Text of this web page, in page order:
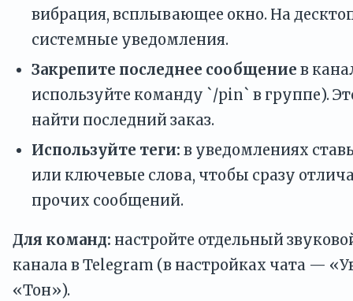
вибрация, всплывающее окно. На
системные уведомления.
Закрепите последнее сообщение в
используйте команду `/pin` в группе).
найти последний заказ.
Используйте теги: в уведомлениях
или ключевые слова, чтобы сразу
прочих сообщений.
Для команд: настройте отдельный
канала в Telegram (в настройках чата —
«Тон»).